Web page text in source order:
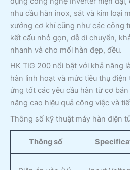
nhu cầu hàn inox, sắt và kim loại
xưởng cơ khí cũng như các công
kết cấu nhỏ gọn, dễ di chuyển,
nhanh và cho mối hàn đẹp, đều.
HK TIG 200 nổi bật với khả năng
hàn linh hoạt và mức tiêu thụ
ứng tốt các yêu cầu hàn từ cơ
nâng cao hiệu quả công việc và
Thông số kỹ thuật máy hàn điện
Thông số